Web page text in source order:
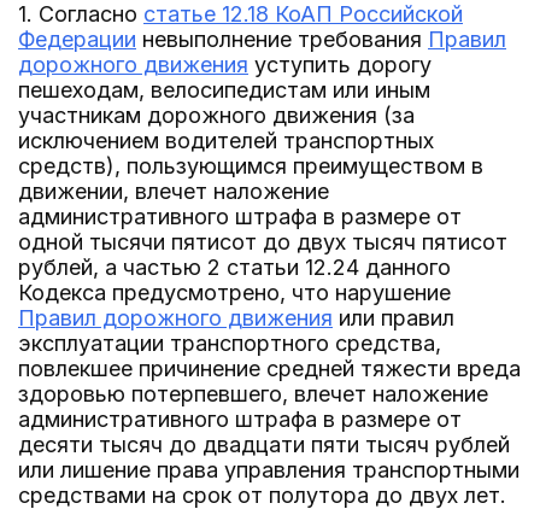
1. Согласно статье 12.18 КоАП Российской
Федерации невыполнение требования Правил
дорожного движения уступить дорогу
пешеходам, велосипедистам или иным
участникам дорожного движения (за
исключением водителей транспортных
средств), пользующимся преимуществом в
движении, влечет наложение
административного штрафа в размере от
одной тысячи пятисот до двух тысяч пятисот
рублей, а частью 2 статьи 12.24 данного
Кодекса предусмотрено, что нарушение
Правил дорожного движения или правил
эксплуатации транспортного средства,
повлекшее причинение средней тяжести вреда
здоровью потерпевшего, влечет наложение
административного штрафа в размере от
десяти тысяч до двадцати пяти тысяч рублей
или лишение права управления транспортными
средствами на срок от полутора до двух лет.